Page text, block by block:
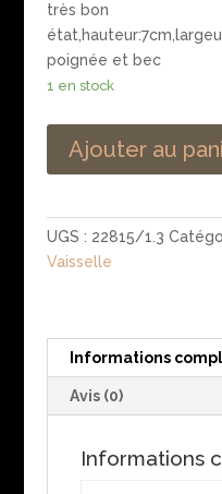
très bon
poignée et bec
1 en stock
Ajouter au
UGS : 22815/1.3
Vaisselle
Informations
Avis (0)
Informations